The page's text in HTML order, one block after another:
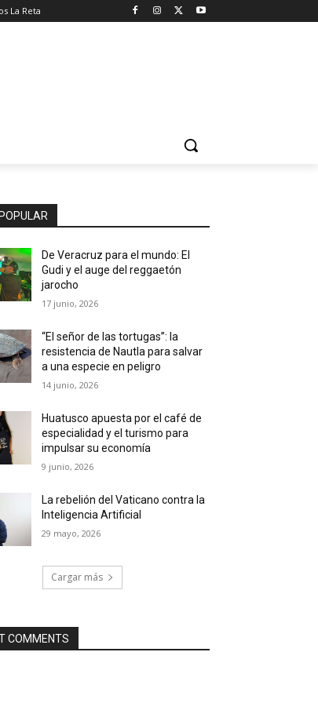
La Reta
De Veracruz para el mundo: El
Gudi y el auge del reggaetón
jarocho
17 junio, 2026
“El señor de las tortugas”: la
resistencia de Nautla para salvar
a una especie en peligro
14 junio, 2026
Huatusco apuesta por el café de
especialidad y el turismo para
impulsar su economía
9 junio, 2026
La rebelión del Vaticano contra la
Inteligencia Artificial
29 mayo, 2026
Cargar más
COMMENTS